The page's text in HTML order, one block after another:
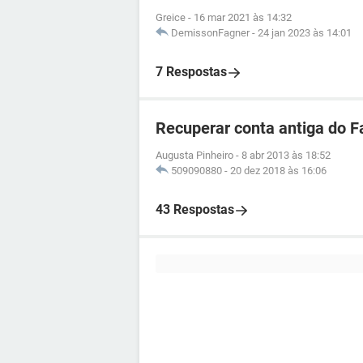
Greice - 16 mar 2021 às 14:32
DemissonFagner - 24 jan 2023 às 14:01
7 Respostas
Recuperar conta antiga do
Augusta Pinheiro - 8 abr 2013 às 18:52
509090880 - 20 dez 2018 às 16:06
43 Respostas